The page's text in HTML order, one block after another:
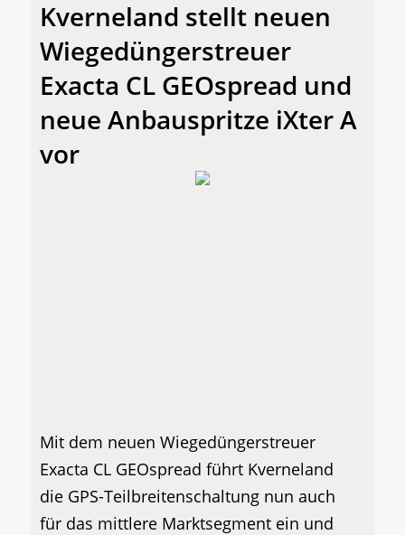
Kverneland stellt neuen
Wiegedüngerstreuer
Exacta CL GEOspread und
neue Anbauspritze iXter A
vor
Mit dem neuen Wiegedüngerstreuer
Exacta CL GEOspread führt Kverneland
die GPS-Teilbreitenschaltung nun auch
für das mittlere Marktsegment ein und